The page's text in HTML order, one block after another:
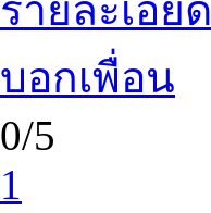
รายละเอียด
บอกเพื่อน
0/5
1